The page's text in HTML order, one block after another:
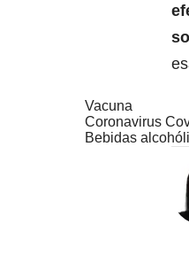
Vacuna
Coronavirus
Bebidas